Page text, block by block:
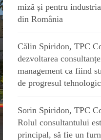
miză și pentru
din România
Călin Spiridon, TPC
dezvoltarea
management ca fiind
de progresul
Sorin Spiridon, TPC
Rolul consultantului
principal, să fie un